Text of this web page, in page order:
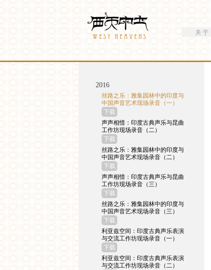
Westheavens
关 于
搜索表单
搜索
你在这里
2016
丝路之乐：雅集园林中的印度与
中国声音艺术现场录音（一）
下载
声声相惜：印度古典声乐与昆曲
工作坊现场录音（二）
下载
丝路之乐：雅集园林中的印度与
中国声音艺术现场录音（二）
下载
声声相惜：印度古典声乐与昆曲
工作坊现场录音（三）
下载
丝路之乐：雅集园林中的印度与
中国声音艺术现场录音（三）
下载
利亚兹空间：印度古典声乐表演
与交流工作坊现场录音（一）
下载
利亚兹空间：印度古典声乐表演
与交流工作坊现场录音（二）